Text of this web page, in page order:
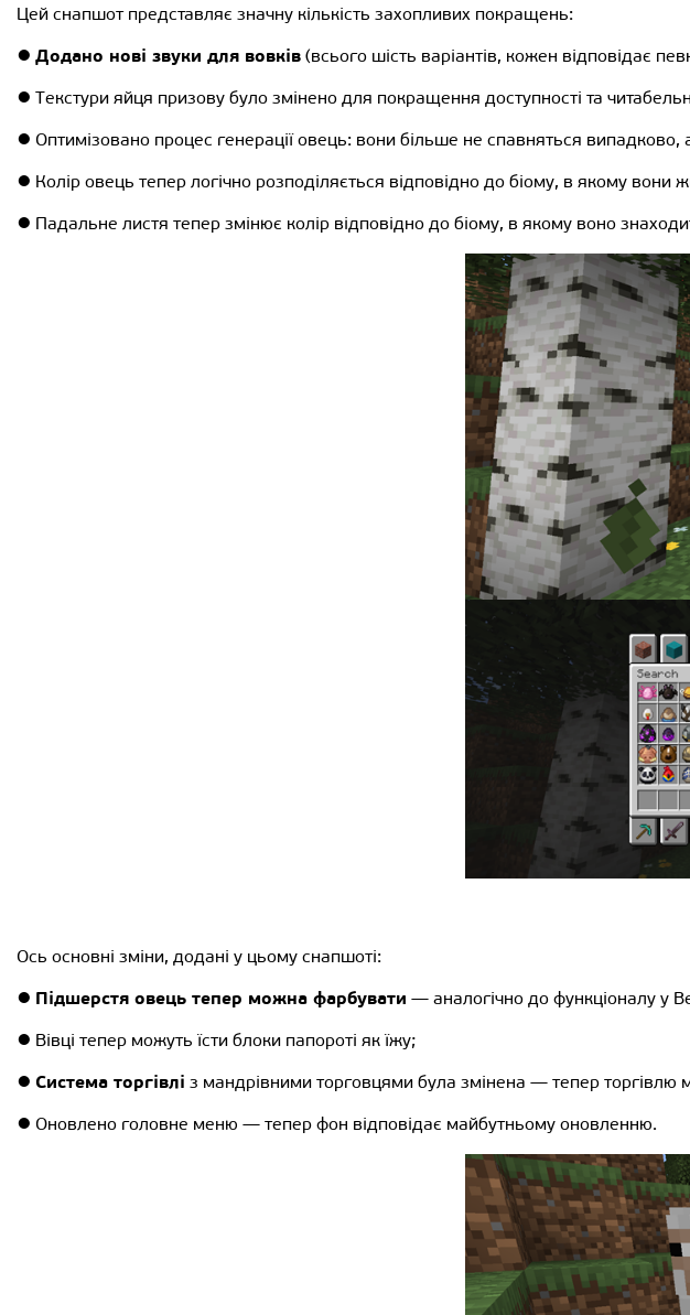
Цей снапшот представляє значну кількість захопливих покращень:
● Додано нові звуки для вовків (всього шість варіантів, кожен відповідає
● Текстури яйця призову було змінено для покращення доступності та
● Оптимізовано процес генерації овець: вони більше не спавняться випадково,
● Колір овець тепер логічно розподіляється відповідно до біому, в якому вони
● Падальне листя тепер змінює колір відповідно до біому, в якому воно
Ось основні зміни, додані у цьому снапшоті:
● Підшерстя овець тепер можна фарбувати — аналогічно до функціоналу у
● Вівці тепер можуть їсти блоки папороті як їжу;
● Система торгівлі з мандрівними торговцями була змінена — тепер торгівлю
● Оновлено головне меню — тепер фон відповідає майбутньому оновленню.